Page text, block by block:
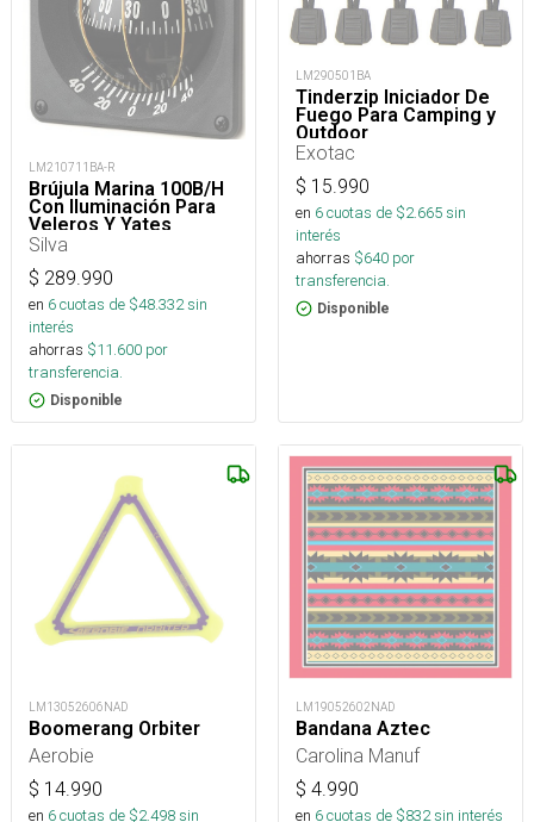
LM210711BA-R
Brújula Marina 100B/H
Con Iluminación Para
Veleros Y Yates
Silva
$ 289.990
en 6cuotas de $48.332sin
interés
ahorras $11.600 por
transferencia.
Disponible
LM290501BA
Tinderzip Iniciador De
Fuego Para Camping y
Outdoor
Exotac
$ 15.990
en 6cuotas de $2.665sin
interés
ahorras $640 por
transferencia.
Disponible
LM13052606NAD
Boomerang Orbiter
Aerobie
$ 14.990
en 6cuotas de $2.498sin
LM19052602NAD
Bandana Aztec
Carolina Manuf
$ 4.990
en 6cuotas de $832sin interés